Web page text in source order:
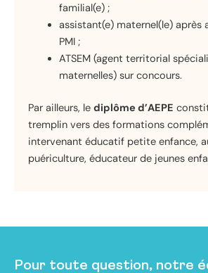
familial(e) ;
assistant(e) maternel(le) après
PMI ;
ATSEM (agent territorial
maternelles) sur concours.
Par ailleurs, le diplôme d’AEPE
tremplin vers des formations
intervenant éducatif petite enfance,
puériculture, éducateur de jeunes
Pour toute question, notre